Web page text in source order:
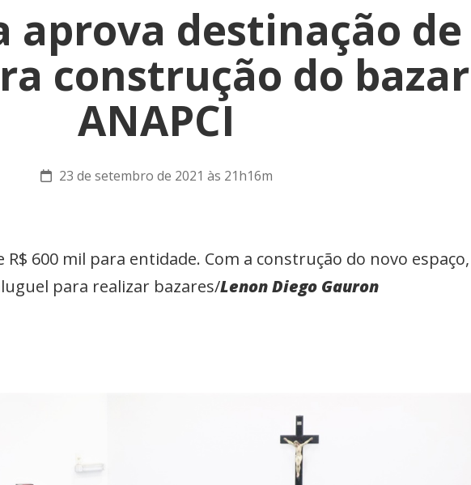
aprova destinação de
construção do
ANAPCI
23 de setembro de 2021 às 21h16m
600 mil para entidade. Com a construção do novo
para realizar bazares/Lenon Diego Gauron